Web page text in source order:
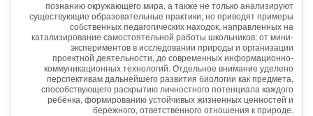
познанию окружающего мира, а также не только анализируют
существующие образовательные практики, но приводят примеры
собственных педагогических находок, направленных на
катализирование самостоятельной работы школьников: от мини-
экспериментов в исследовании природы и организации
проектной деятельности, до современных информационно-
коммуникационных технологий. Отдельное внимание уделено
перспективам дальнейшего развития биологии как предмета,
способствующего раскрытию личностного потенциала каждого
ребёнка, формированию устойчивых жизненных ценностей и
бережного, ответственного отношения к природе.